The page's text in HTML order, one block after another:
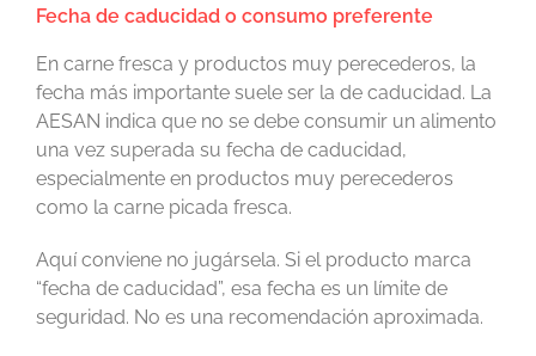
Fecha de caducidad o consumo preferente
En carne fresca y productos muy perecederos, la
fecha más importante suele ser la de caducidad. La
AESAN indica que no se debe consumir un alimento
una vez superada su fecha de caducidad,
especialmente en productos muy perecederos
como la carne picada fresca.
Aquí conviene no jugársela. Si el producto marca
“fecha de caducidad”, esa fecha es un límite de
seguridad. No es una recomendación aproximada.